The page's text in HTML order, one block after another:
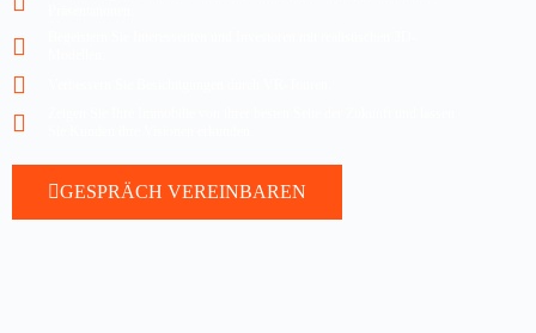
GESPRÄCH VEREINBAREN